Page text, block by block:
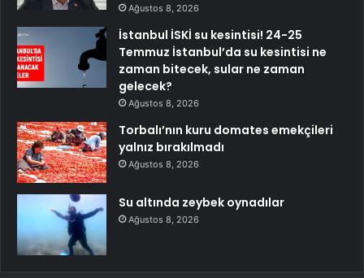
Ağustos 8, 2026
İstanbul İSKİ su kesintisi! 24-25
Temmuz İstanbul’da su kesintisi ne
zaman bitecek, sular ne zaman
gelecek?
Ağustos 8, 2026
Torbalı’nın kuru domates emekçileri
yalnız bırakılmadı
Ağustos 8, 2026
Su altında zeybek oynadılar
Ağustos 8, 2026